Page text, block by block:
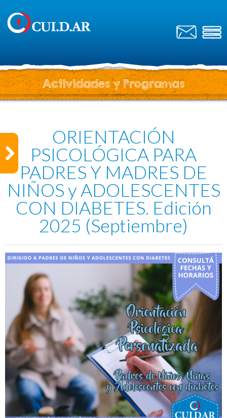
Actividades y Programas
ORIENTACIÓN
PSICOLÓGICA PARA
PADRES Y MADRES DE
NIÑOS y ADOLESCENTES
CON DIABETES. Edición
2025 (Septiembre)